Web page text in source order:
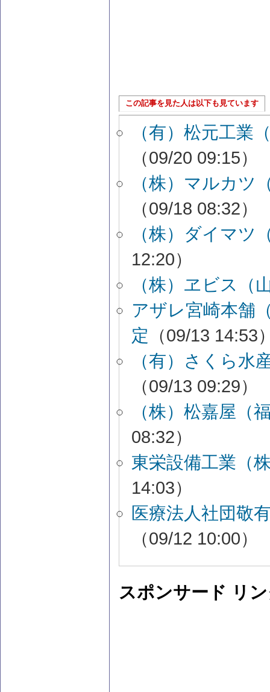
この記事を見た人は以下も見ています
（有）松元工業
（09/20 09:15）
（株）マルカツ
（09/18 08:32）
（株）ダイマツ
12:20）
（株）ヱビス（
アザレ宮崎本舗
定 （09/13 14:53
（有）さくら水
（09/13 09:29）
（株）松嘉屋（
08:32）
東栄設備工業（
14:03）
医療法人社団敬
（09/12 10:00）
スポンサード リ